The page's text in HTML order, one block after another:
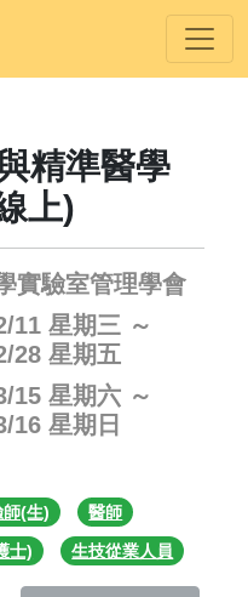
精準醫學
上)
實驗室管理學會
11 星期三 ～
28 星期五
15 星期六 ～
16 星期日
(生)
醫師
士)
生技從業人員